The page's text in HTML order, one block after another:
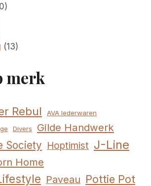
producten
50
1313
merk
Rebul
AVA lederwaren
Divers Gilde Handwerk
Society Hoptimist J-Line
Home
Paveau Pottie Pot